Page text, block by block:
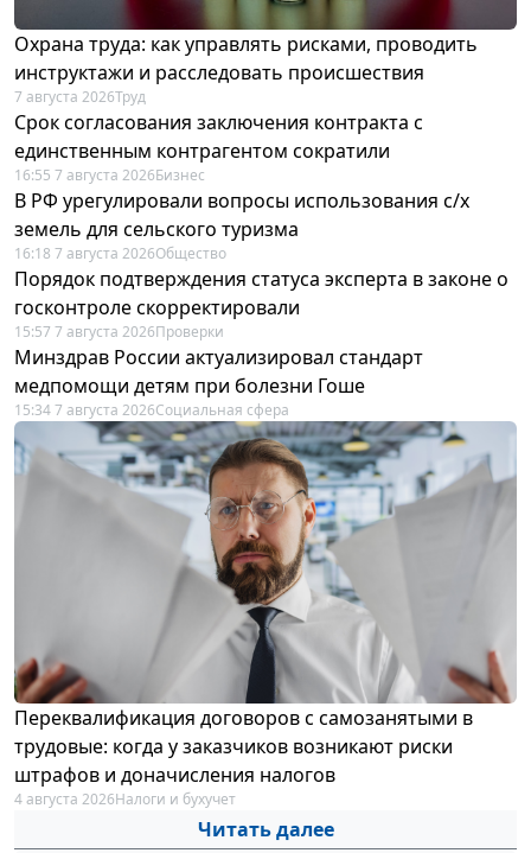
Охрана труда: как управлять рисками, проводить
инструктажи и расследовать происшествия
7 августа 2026Труд
Срок согласования заключения контракта с
единственным контрагентом сократили
16:55 7 августа 2026Бизнес
В РФ урегулировали вопросы использования с/х
земель для сельского туризма
16:18 7 августа 2026Общество
Порядок подтверждения статуса эксперта в законе о
госконтроле скорректировали
15:57 7 августа 2026Проверки
Минздрав России актуализировал стандарт
медпомощи детям при болезни Гоше
15:34 7 августа 2026Социальная сфера
Переквалификация договоров с самозанятыми в
трудовые: когда у заказчиков возникают риски
штрафов и доначисления налогов
4 августа 2026Налоги и бухучет
Читать далее